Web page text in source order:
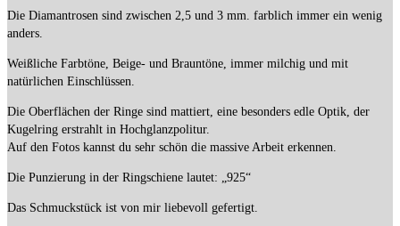
Die Diamantrosen sind zwischen 2,5 und 3 mm. farblich immer ein wenig
anders.
Weißliche Farbtöne, Beige- und Brauntöne, immer milchig und mit
natürlichen Einschlüssen.
Die Oberflächen der Ringe sind mattiert, eine besonders edle Optik, der
Kugelring erstrahlt in Hochglanzpolitur.
Auf den Fotos kannst du sehr schön die massive Arbeit erkennen.
Die Punzierung in der Ringschiene lautet: „925“
Das Schmuckstück ist von mir liebevoll gefertigt.